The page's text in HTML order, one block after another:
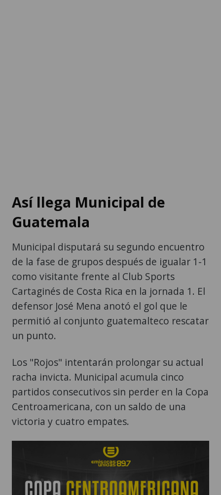
Así llega Municipal de
Guatemala
Municipal disputará su segundo encuentro
de la fase de grupos después de igualar 1-1
como visitante frente al Club Sports
Cartaginés de Costa Rica en la jornada 1. El
defensor José Mena anotó el gol que le
permitió al conjunto guatemalteco rescatar
un punto.
Los "Rojos" intentarán prolongar su actual
racha invicta. Municipal acumula cinco
partidos consecutivos sin perder en la Copa
Centroamericana, con un saldo de una
victoria y cuatro empates.